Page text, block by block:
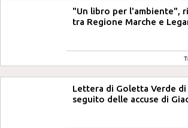
"Un libro per l'ambiente",
tra Regione Marche e
Lettera di Goletta Verde di
seguito delle accuse di